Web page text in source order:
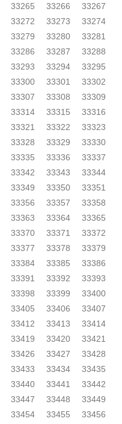
33265 33266
33267
33272 33273
33274
33279 33280
33281
33286 33287
33288
33293 33294
33295
33300 33301
33302
33307 33308
33309
33314 33315
33316
33321 33322
33323
33328 33329
33330
33335 33336
33337
33342 33343
33344
33349 33350
33351
33356 33357
33358
33363 33364
33365
33370 33371
33372
33377 33378
33379
33384 33385
33386
33391 33392
33393
33398 33399
33400
33405 33406
33407
33412 33413
33414
33419 33420
33421
33426 33427
33428
33433 33434
33435
33440 33441
33442
33447 33448
33449
33454 33455
33456